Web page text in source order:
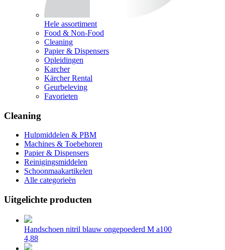
Hele assortiment
Food & Non-Food
Cleaning
Papier & Dispensers
Opleidingen
Karcher
Kärcher Rental
Geurbeleving
Favorieten
Cleaning
Hulpmiddelen & PBM
Machines & Toebehoren
Papier & Dispensers
Reinigingsmiddelen
Schoonmaakartikelen
Alle categorieën
Uitgelichte producten
Handschoen nitril blauw ongepoederd M a100
4,88